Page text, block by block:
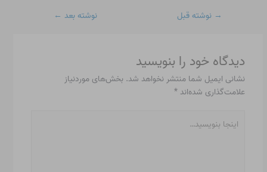
→ نوشته قبل نوشته بعد ←
دیدگاه‌ خود را بنویسید
نشانی ایمیل شما منتشر نخواهد شد. بخش‌های موردنیاز
علامت‌گذاری شده‌اند *
بنویسید…